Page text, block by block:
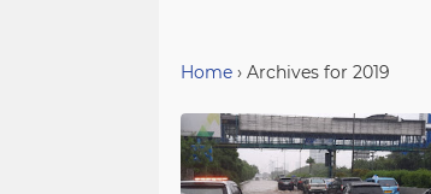
Home › Archives for 2019